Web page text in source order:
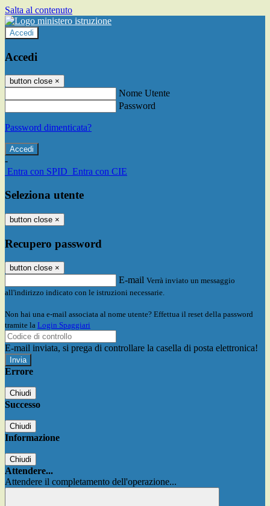
Salta al contenuto
Accedi
Accedi
button close ×
Nome Utente
Password
Password dimenticata?
-
Entra con SPID Entra con CIE
Seleziona utente
button close ×
Recupero password
button close ×
E-mail Verrà inviato un messaggio
all'indirizzo indicato con le istruzioni necessarie.
Non hai una e-mail associata al nome utente? Effettua il reset della password
tramite la Login Spaggiari
E-mail inviata, si prega di controllare la casella di posta elettronica!
Errore
Chiudi
Successo
Chiudi
Informazione
Chiudi
Attendere...
Attendere il completamento dell'operazione...